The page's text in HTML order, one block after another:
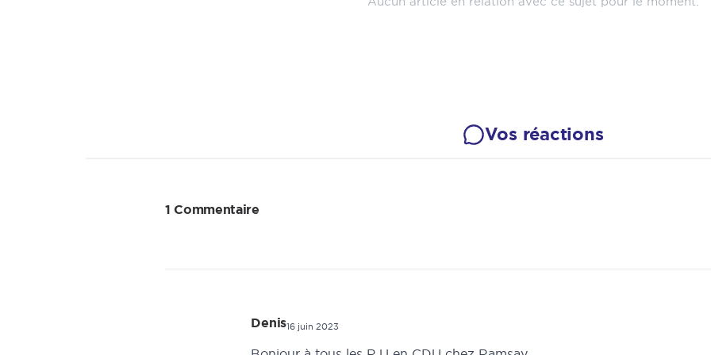
Vos réactions
1 Commentaire
Denis16 juin 2023